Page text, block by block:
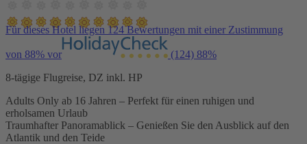
Für dieses Hotel liegen 124 Bewertungen mit einer Zustimmung
von 88% vor (124) 88%
8-tägige Flugreise, DZ inkl. HP
Adults Only ab 16 Jahren – Perfekt für einen ruhigen und
erholsamen Urlaub
Traumhafter Panoramablick – Genießen Sie den Ausblick auf den
Atlantik und den Teide